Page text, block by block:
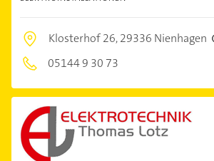
Klosterhof 26,29336 Nienhagen
05144 9 30 73